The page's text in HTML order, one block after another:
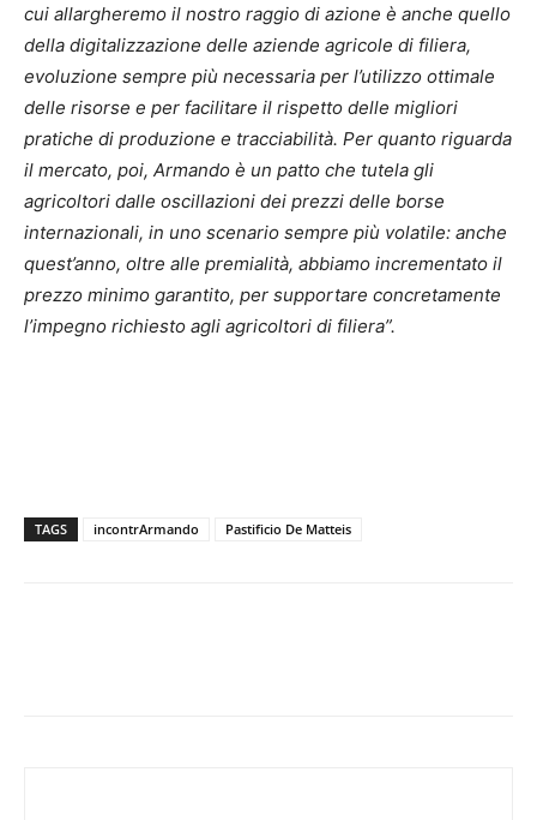
cui allargheremo il nostro raggio di azione è anche quello
della digitalizzazione delle aziende agricole di filiera,
evoluzione sempre più necessaria per l’utilizzo ottimale
delle risorse e per facilitare il rispetto delle migliori
pratiche di produzione e tracciabilità. Per quanto riguarda
il mercato, poi, Armando è un patto che tutela gli
agricoltori dalle oscillazioni dei prezzi delle borse
internazionali, in uno scenario sempre più volatile: anche
quest’anno, oltre alle premialità, abbiamo incrementato il
prezzo minimo garantito, per supportare concretamente
l’impegno richiesto agli agricoltori di filiera”.
TAGS incontrArmando Pastificio De Matteis